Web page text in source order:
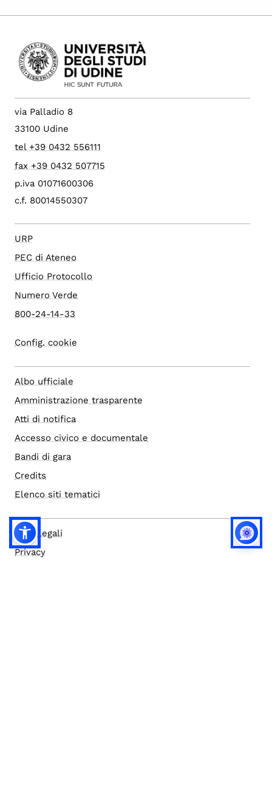
via Palladio 8
33100 Udine
tel +39 0432 556111
fax +39 0432 507715
p.iva 01071600306
c.f. 80014550307
URP
PEC di Ateneo
Ufficio Protocollo
Numero Verde
800-24-14-33
Config. cookie
Albo ufficiale
Amministrazione trasparente
Atti di notifica
Accesso civico e documentale
Bandi di gara
Credits
Elenco siti tematici
Note legali
Privacy